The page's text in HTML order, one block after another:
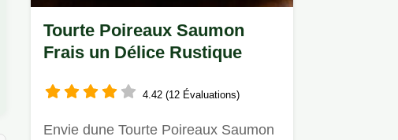
Tourte Poireaux Saumon
Frais un Délice Rustique
4.42 (12 Évaluations)
Envie dune Tourte Poireaux Saumon